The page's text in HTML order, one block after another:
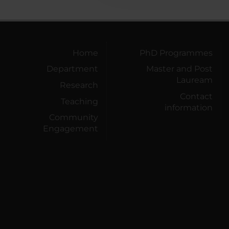
Home
Department
Research
Teaching
Community
Engagement
PhD Programmes
Master and Post
Lauream
Contact
information